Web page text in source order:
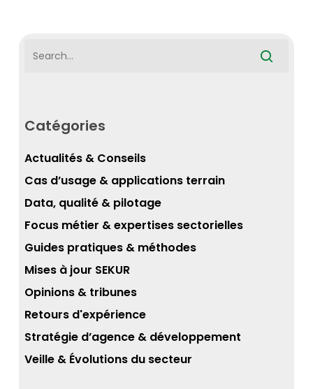
Catégories
Actualités & Conseils
Cas d’usage & applications terrain
Data, qualité & pilotage
Focus métier & expertises sectorielles
Guides pratiques & méthodes
Mises à jour SEKUR
Opinions & tribunes
Retours d'expérience
Stratégie d’agence & développement
Veille & Évolutions du secteur